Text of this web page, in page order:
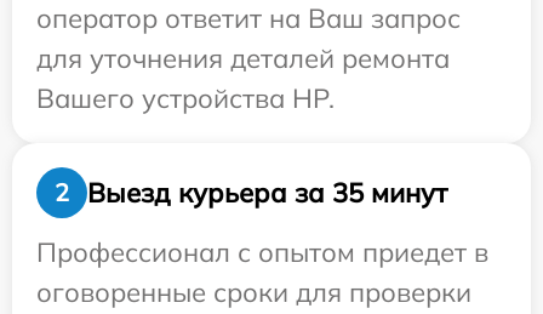
оператор ответит на Ваш запрос
для уточнения деталей ремонта
Вашего устройства HP.
2
Выезд курьера за 35 минут
Профессионал с опытом приедет в
оговоренные сроки для проверки